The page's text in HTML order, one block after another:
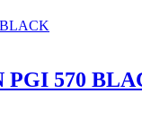
PGI 570